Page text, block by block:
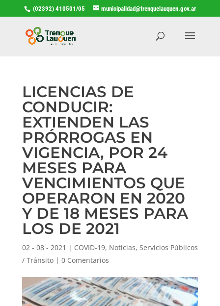
(02392) 410501/05 municipalidad@trenquelauquen.gov.ar
LICENCIAS DE
CONDUCIR:
EXTIENDEN LAS
PRÓRROGAS EN
VIGENCIA, POR 24
MESES PARA
VENCIMIENTOS QUE
OPERARON EN 2020
Y DE 18 MESES PARA
LOS DE 2021
02 - 08 - 2021 | COVID-19, Noticias, Servicios Pùblicos
/ Tránsito| 0 Comentarios